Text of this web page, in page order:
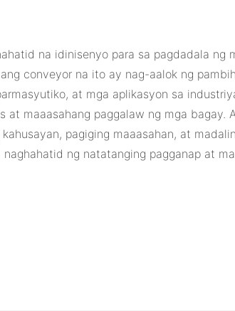
na idinisenyo para sa pagdadala ng
conveyor na ito ay nag-aalok ng
at mga aplikasyon sa
maaasahang paggalaw ng mga bagay.
pagiging maaasahan, at
ng natatanging pagganap at